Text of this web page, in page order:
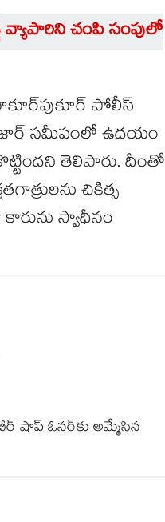
వ్యాపారిని చంపి సంపులో
పోలీస్
బజార్ సమీపంలో ఉదయం
తెలిపారు. దీంతో
చికిత్స
స్వాధీనం
షాప్ ఓనర్⁭కు అమ్మేసిన